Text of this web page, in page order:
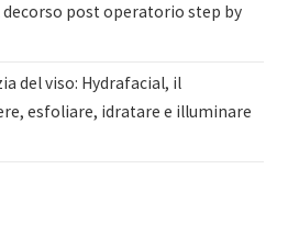
post operatorio step by
del viso: Hydrafacial, il
esfoliare, idratare e illuminare